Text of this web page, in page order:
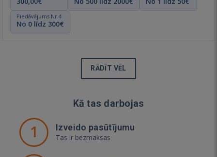
Piedāvājums Nr.4
No 0 līdz 300€
RĀDĪT VĒL
Kā tas darbojas
1 Izveido pasūtījumu
Tas ir bezmaksas